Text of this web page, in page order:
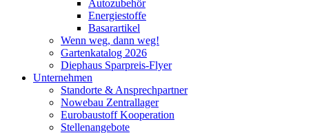
Autozubehör
Energiestoffe
Basarartikel
Wenn weg, dann weg!
Gartenkatalog 2026
Diephaus Sparpreis-Flyer
Unternehmen
Standorte & Ansprechpartner
Nowebau Zentrallager
Eurobaustoff Kooperation
Stellenangebote